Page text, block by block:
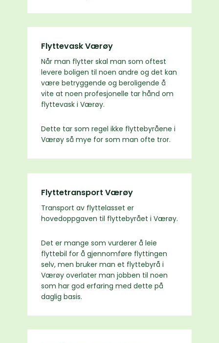
Flyttevask Værøy
Når man flytter skal man som oftest
levere boligen til noen andre og det kan
være betryggende og beroligende å
vite at noen profesjonelle tar hånd om
flyttevask i Værøy.
Dette tar som regel ikke flyttebyråene i
Værøy så mye for som man ofte tror.
Flyttetransport Værøy
Transport av flyttelasset er
hovedoppgaven til flyttebyrået i Værøy.
Det er mange som vurderer å leie
flyttebil for å gjennomføre flyttingen
selv, men bruker man et flyttebyrå i
Værøy overlater man jobben til noen
som har god erfaring med dette på
daglig basis.